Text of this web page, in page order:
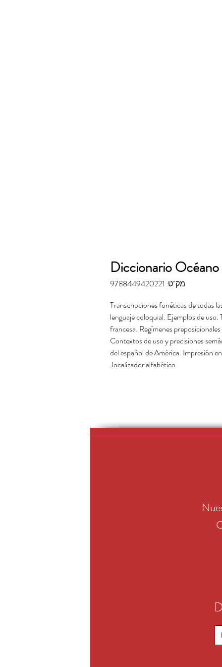
Diccionario
מק"ט: 9788449420221
Transcripciones fonéticas de todas
lenguaje coloquial. Ejemplos de
francesa. Regímenes
Contextos de uso y precisiones
del español de América. Impresión
localizador alfabético.